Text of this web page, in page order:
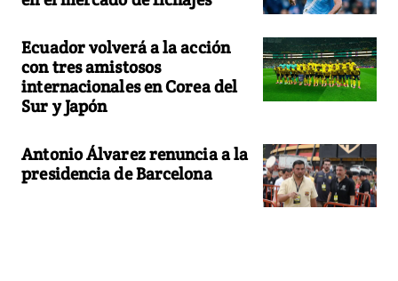
Ecuador volverá a la acción
con tres amistosos
internacionales en Corea del
Sur y Japón
Antonio Álvarez renuncia a la
presidencia de Barcelona